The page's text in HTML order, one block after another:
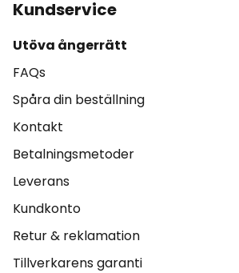
Kundservice
Utöva ångerrätt
FAQs
Spåra din beställning
Kontakt
Betalningsmetoder
Leverans
Kundkonto
Retur & reklamation
Tillverkarens garanti